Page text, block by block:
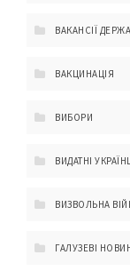
ВАКАНСІЇ
ВАКЦИНАЦІЯ
ВИБОРИ
ВИДАТНІ
ВИЗВОЛЬНА
ГАЛУЗЕВІ